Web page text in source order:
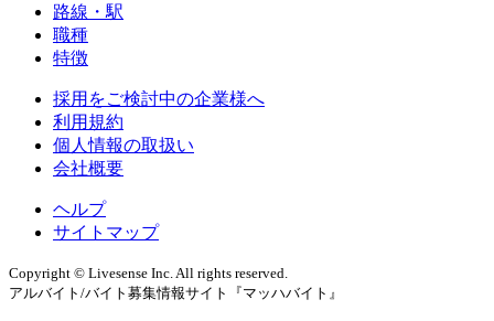
路線・駅
職種
特徴
採用をご検討中の企業様へ
利用規約
個人情報の取扱い
会社概要
ヘルプ
サイトマップ
Copyright © Livesense Inc. All rights reserved.
アルバイト/バイト募集情報サイト『マッハバイト』